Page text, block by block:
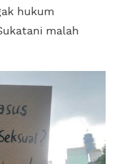
hukum
malah